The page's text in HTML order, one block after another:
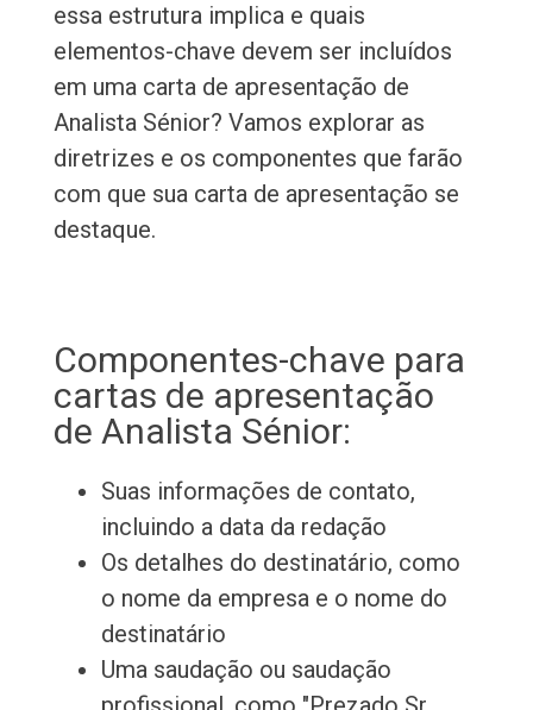
essa estrutura implica e quais
elementos-chave devem ser incluídos
em uma carta de apresentação de
Analista Sénior? Vamos explorar as
diretrizes e os componentes que farão
com que sua carta de apresentação se
destaque.
Componentes-chave para
cartas de apresentação
de Analista Sénior:
Suas informações de contato,
incluindo a data da redação
Os detalhes do destinatário, como
o nome da empresa e o nome do
destinatário
Uma saudação ou saudação